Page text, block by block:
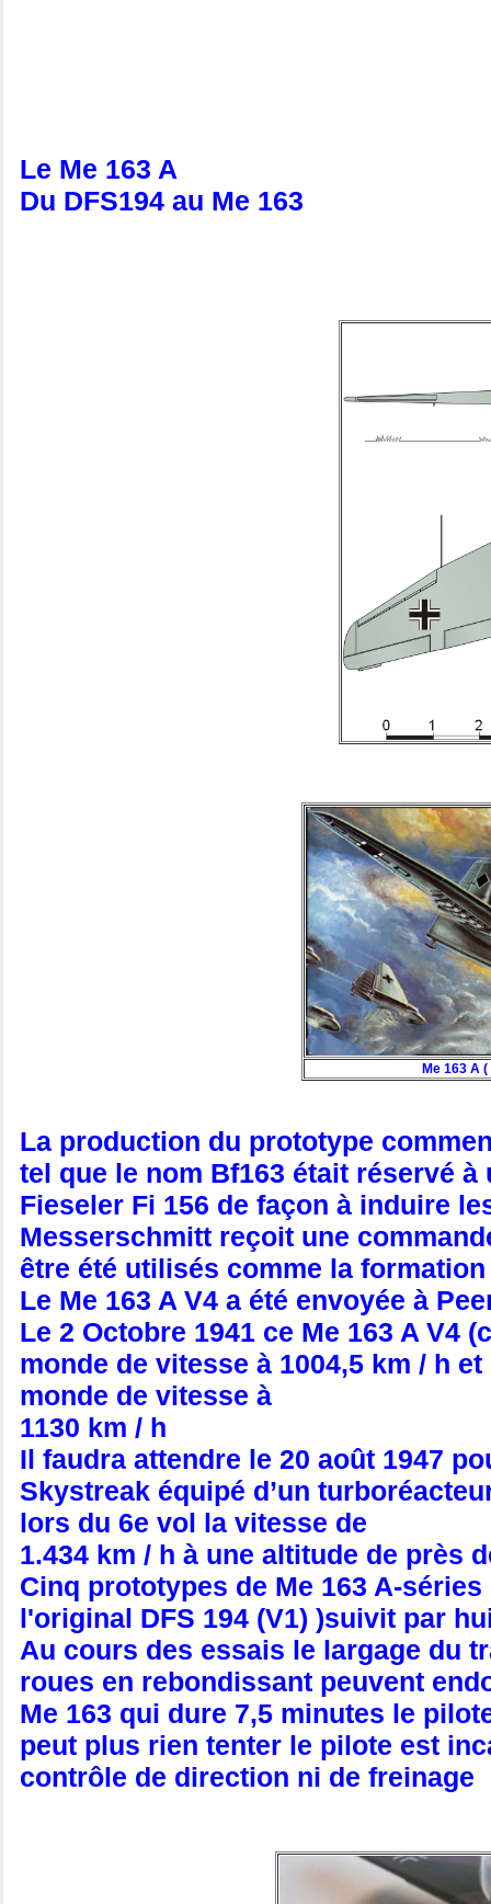
Le Me 163 A
Du DFS194 au Me 163
Me 163 A
La production du prototype
tel que le nom Bf163 était réservé
Fieseler Fi 156 de façon à induire
Messerschmitt reçoit une
être été utilisés comme la
Le Me 163 A V4 a été envoyée à
Le 2 Octobre 1941 ce Me 163 A V4
monde de vitesse à 1004,5 km / h
monde de vitesse à
1130 km / h
Il faudra attendre le 20 août 1947
Skystreak équipé d’un
lors du 6e vol la vitesse de
1.434 km / h à une altitude de près
Cinq prototypes de Me 163 A-
l'original DFS 194 (V1) )suivit par
Au cours des essais le largage du
roues en rebondissant peuvent
Me 163 qui dure 7,5 minutes le
peut plus rien tenter le pilote est
contrôle de direction ni de freinage